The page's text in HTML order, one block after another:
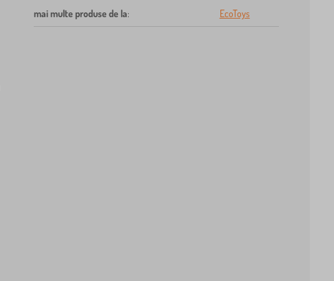
mai multe produse de la: EcoToys